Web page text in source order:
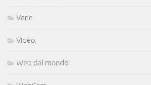
Varie
Video
Web dal mondo